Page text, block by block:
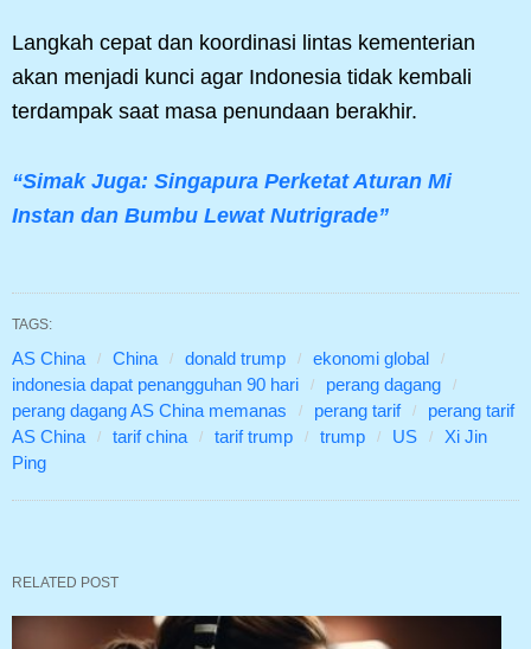
Langkah cepat dan koordinasi lintas kementerian
akan menjadi kunci agar Indonesia tidak kembali
terdampak saat masa penundaan berakhir.
“Simak Juga: Singapura Perketat Aturan Mi
Instan dan Bumbu Lewat Nutrigrade”
TAGS:
AS China China donald trump
ekonomi global
indonesia dapat penangguhan 90 hari
perang dagang
perang dagang AS China memanas
perang tarif
perang tarif
AS China
tarif china tarif trump trump US
Xi Jin
Ping
RELATED POST